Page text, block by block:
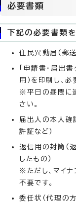
必要書類
下記の必要書類
住民異動届（郵
「申請書・届出
用）を印刷し、
※平日の昼間に
さい。
届出人の本人確
許証など）
返信用の封筒（
したもの）
※ただし、マイ
不要です。
委任状（代理の